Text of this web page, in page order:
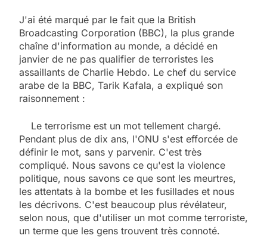
J'ai été marqué par le fait que la British
Broadcasting Corporation (BBC), la plus grande
chaîne d'information au monde, a décidé en
janvier de ne pas qualifier de terroristes les
assaillants de Charlie Hebdo. Le chef du service
arabe de la BBC, Tarik Kafala, a expliqué son
raisonnement :
Le terrorisme est un mot tellement chargé.
Pendant plus de dix ans, l'ONU s'est efforcée de
définir le mot, sans y parvenir. C'est très
compliqué. Nous savons ce qu'est la violence
politique, nous savons ce que sont les meurtres,
les attentats à la bombe et les fusillades et nous
les décrivons. C'est beaucoup plus révélateur,
selon nous, que d'utiliser un mot comme terroriste,
un terme que les gens trouvent très connoté.